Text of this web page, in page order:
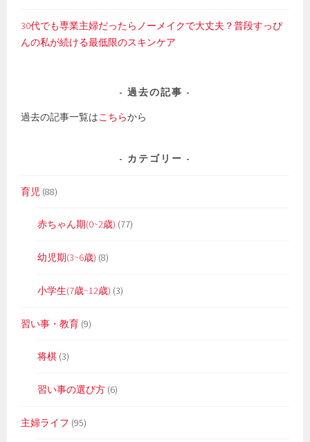
30代でも専業主婦だったらノーメイクで大丈夫？普段すっぴ
んの私が続ける最低限のスキンケア
過去の記事
過去の記事一覧はこちらから
カテゴリー
育児 (88)
赤ちゃん期(0~2歳) (77)
幼児期(3~6歳) (8)
小学生(7歳~12歳) (3)
習い事・教育 (9)
将棋 (3)
習い事の選び方 (6)
主婦ライフ (95)